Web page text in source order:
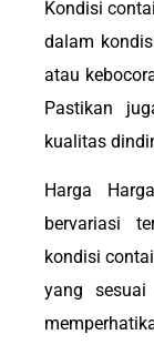
Kondisi
dalam
atau
Pastikan
kualitas
Harga
bervariasi
kondisi
yang